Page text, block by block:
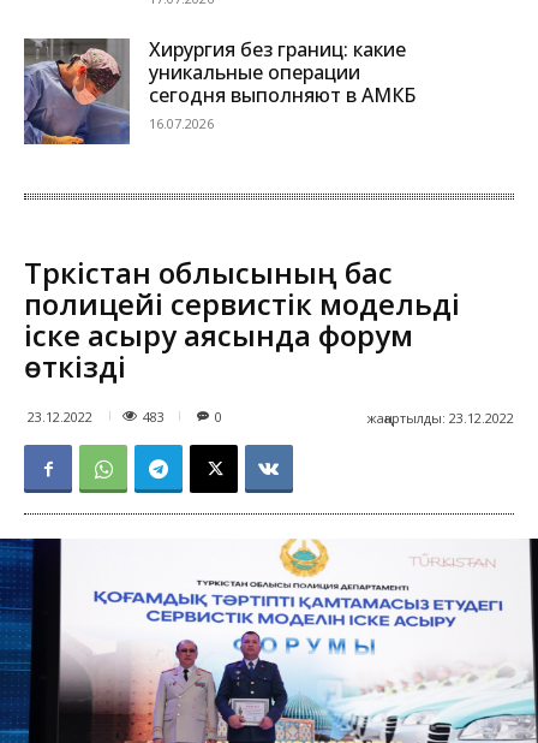
Хирургия без границ: какие
уникальные операции
сегодня выполняют в АМКБ
16.07.2026